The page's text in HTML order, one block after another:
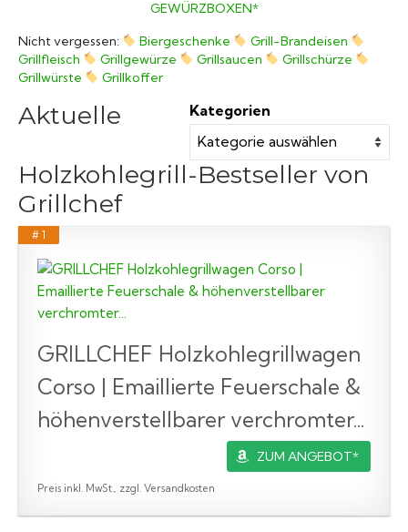
GEWÜRZBOXEN*
Nicht vergessen:
Biergeschenke
Grill-Brandeisen
Grillfleisch
Grillgewürze Grillsaucen
Grillschürze
Grillwürste
Grillkoffer
Kategorien
Aktuelle
Holzkohlegrill-Bestseller von
Grillchef
# 1
GRILLCHEF Holzkohlegrillwagen
Corso | Emaillierte Feuerschale &
höhenverstellbarer verchromter...
ZUM ANGEBOT*
Preis inkl. MwSt., zzgl. Versandkosten